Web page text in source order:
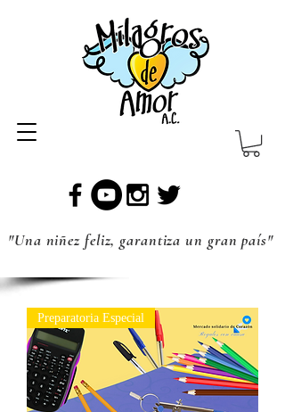
"Una niñez feliz, garantiza un gran país"
Preparatoria Especial